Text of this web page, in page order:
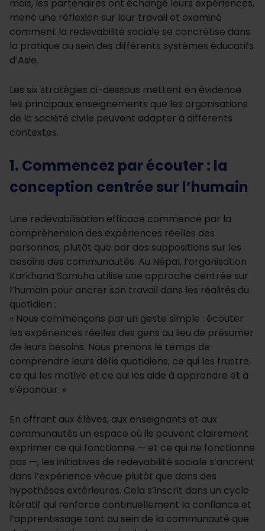
mois, les partenaires ont échangé leurs expériences,
mené une réflexion sur leur travail et examiné
comment la redevabilité sociale se concrétise dans
la pratique au sein des différents systèmes éducatifs
d’Asie.
Les six stratégies ci-dessous mettent en évidence
les principaux enseignements que les organisations
de la société civile peuvent adapter à différents
contextes.
1. Commencez par écouter : la
conception centrée sur l’humain
Une redevabilisation efficace commence par la
compréhension des expériences réelles des
personnes, plutôt que par des suppositions sur les
besoins des communautés. Au Népal, l’organisation
Karkhana Samuha utilise une approche centrée sur
l’humain pour ancrer son travail dans les réalités du
quotidien :
« Nous commençons par un geste simple : écouter
les expériences réelles des gens au lieu de présumer
de leurs besoins. Nous prenons le temps de
comprendre leurs défis quotidiens, ce qui les frustre,
ce qui les motive et ce qui les aide à apprendre et à
s’épanouir. »
En offrant aux élèves, aux enseignants et aux
communautés un espace où ils peuvent clairement
exprimer ce qui fonctionne — et ce qui ne fonctionne
pas —, les initiatives de redevabilité sociale s’ancrent
dans l’expérience vécue plutôt que dans des
hypothèses extérieures. Cela s’inscrit dans un cycle
itératif qui renforce continuellement la confiance et
l’apprentissage tant au sein de la communauté que